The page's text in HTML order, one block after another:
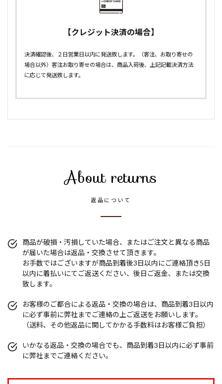
【クレジット決済の場合】
決済確認後、２日営業日以内に発送致します。（客注、お取り寄せの
場合以外）客注お取り寄せの場合は、商品入荷後、上記記載決済方法
に応じて発送致します。
About returns
返品について
商品が破損・汚損していた場合、またはご注文と異なる商品
が届いた場合は返品・交換させて頂きます。
お手数ではございますが商品到着後3日以内にご連絡頂き5日
以内に着払いにてご返送ください、後日ご返金、または交換
致します。
お客様のご都合による返品・交換の場合は、商品到着3日以内
に必ず事前に弊社までご連絡の上ご返送をお願いします。
（送料、その他返品に関してかかる手数料はお客様ご負担）
いかなる返品・交換の場合でも、商品到着3日以内に必ず事前
に弊社までご連絡ください。